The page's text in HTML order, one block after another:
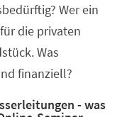
Wer ein
die privaten
Was
finanziell?
- was